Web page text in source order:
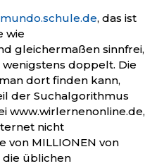
, das ist
wie
gleichermaßen sinnfrei,
doppelt. Die
dort finden kann,
der Suchalgorithmus
www.wirlernenonline.de,
nicht
von MILLIONEN von
üblichen